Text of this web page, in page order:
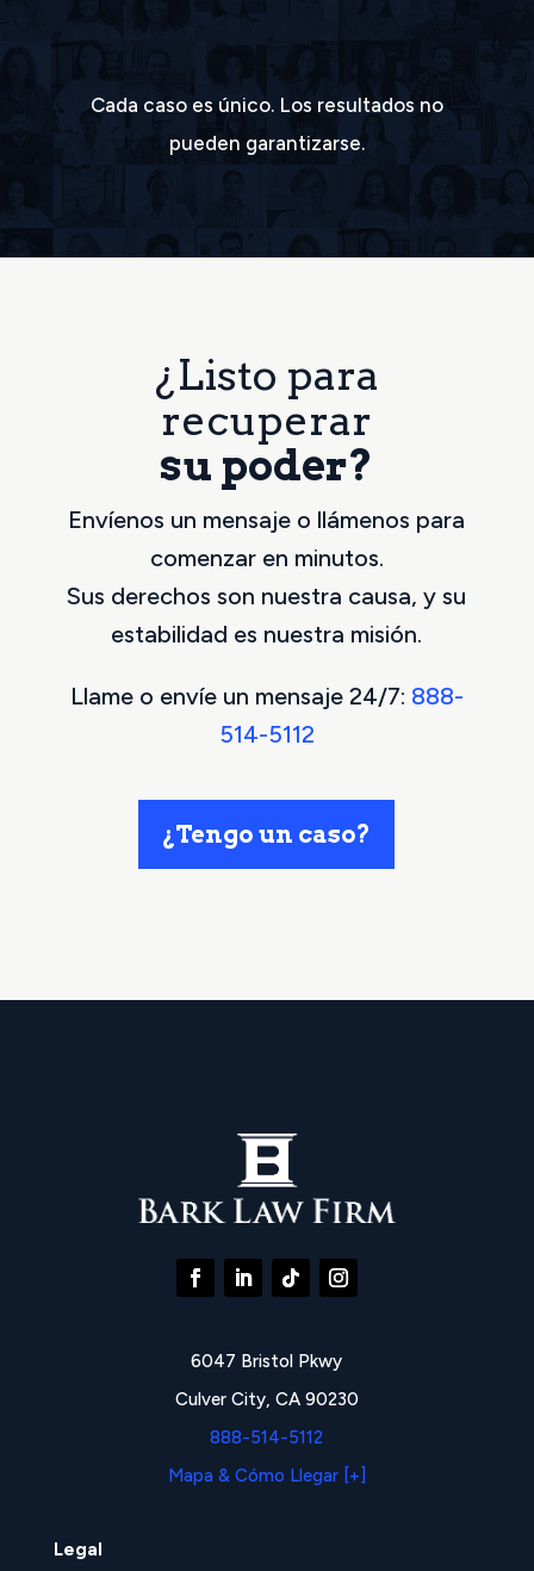
Cada caso es único. Los resultados no
pueden garantizarse.
¿Listo para
recuperar
su poder?
Envíenos un mensaje o llámenos para
comenzar en minutos.
Sus derechos son nuestra causa, y su
estabilidad es nuestra misión.
Llame o envíe un mensaje 24/7: 888-
514-5112
¿Tengo un caso?
6047 Bristol Pkwy
Culver City, CA 90230
888-514-5112
Mapa & Cómo Llegar [+]
Legal